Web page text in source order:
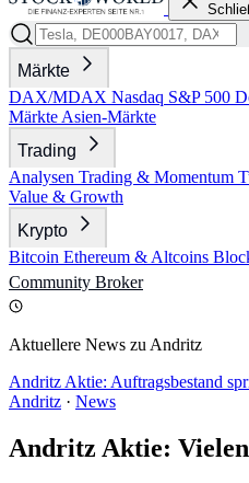
Märkte
DAX/MDAX Nasdaq S&P 500
Märkte Asien-Märkte
Trading
Analysen Trading & Momentum
Value & Growth
Krypto
Bitcoin Ethereum & Altcoins
Community Broker
Aktuellere News zu Andritz
Andritz Aktie: Auftragsbestand
Andritz · News
Andritz Aktie: